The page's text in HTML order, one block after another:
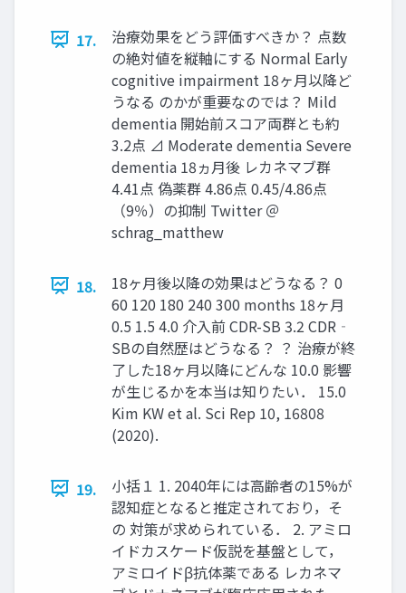
17.
治療効果をどう評価すべきか？ 点数
の絶対値を縦軸にする Normal Early
cognitive impairment 18ヶ月以降ど
うなる のかが重要なのでは？ Mild
dementia 開始前スコア両群とも約
3.2点 ⊿ Moderate dementia Severe
dementia 18ヵ月後 レカネマブ群
4.41点 偽薬群 4.86点 0.45/4.86点
（9％）の抑制 Twitter ＠
schrag_matthew
18.
18ヶ月後以降の効果はどうなる？ 0
60 120 180 240 300 months 18ヶ月
0.5 1.5 4.0 介入前 CDR-SB 3.2 CDR‐
SBの自然歴はどうなる？ ？ 治療が終
了した18ヶ月以降にどんな 10.0 影響
が生じるかを本当は知りたい． 15.0
Kim KW et al. Sci Rep 10, 16808
(2020).
19.
小括１ 1. 2040年には高齢者の15%が
認知症となると推定されており，そ
の 対策が求められている． 2. アミロ
イドカスケード仮説を基盤として，
アミロイドβ抗体薬である レカネマ